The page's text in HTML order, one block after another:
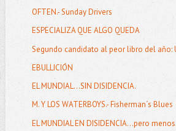
OFTEN.- Sunday Drivers
ESPECIALIZA QUE ALGO QUEDA
Segundo candidato al peor libro del año:
EBULLICIÓN
EL MUNDIAL…SIN DISIDENCIA.
M. Y LOS WATERBOYS.- Fisherman´s Blues
EL MUNDIAL EN DISIDENCIA...pero menos.